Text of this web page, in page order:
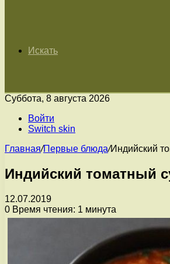
Искать
Суббота, 8 августа 2026
Войти
Switch skin
Главная/Первые блюда/Индийский
Индийский томатный
12.07.2019
0 Время чтения: 1 минута